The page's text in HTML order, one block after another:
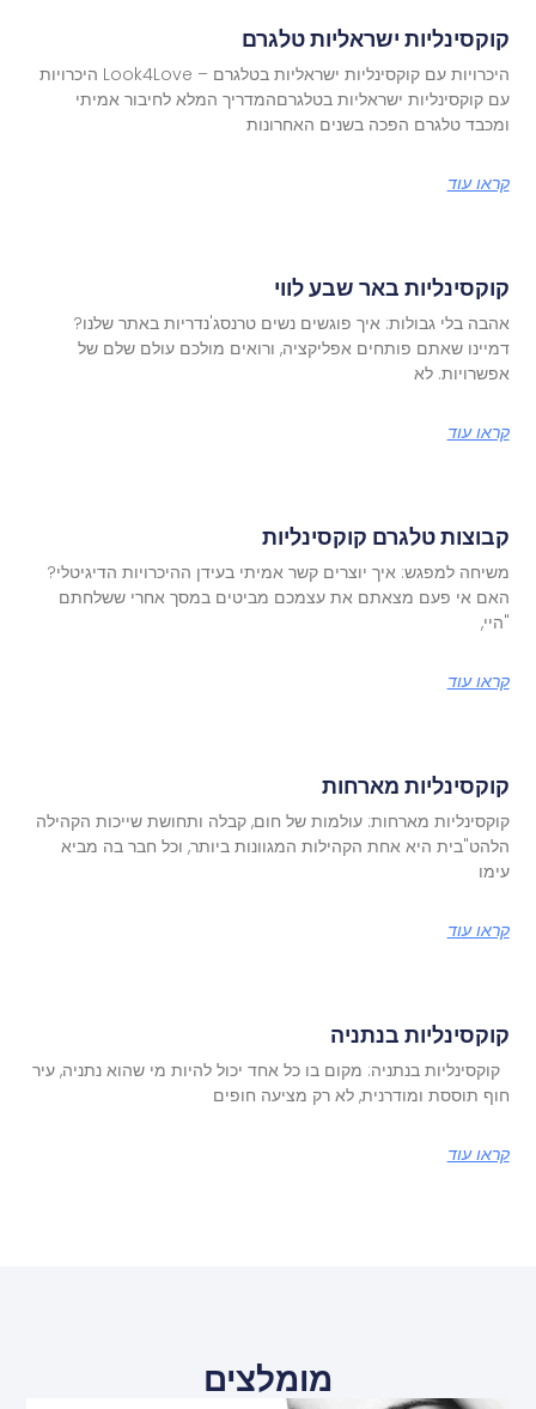
קוקסינליות ישראליות טלגרם
היכרויות עם קוקסינליות ישראליות בטלגרם – Look4Love היכרויות
עם קוקסינליות ישראליות בטלגרםהמדריך המלא לחיבור אמיתי
ומכבד טלגרם הפכה בשנים האחרונות
קראו עוד
קוקסינליות באר שבע לווי
אהבה בלי גבולות: איך פוגשים נשים טרנסג'נדריות באתר שלנו?
דמיינו שאתם פותחים אפליקציה, ורואים מולכם עולם שלם של
אפשרויות. לא
קראו עוד
קבוצות טלגרם קוקסינליות
משיחה למפגש: איך יוצרים קשר אמיתי בעידן ההיכרויות הדיגיטלי?
האם אי פעם מצאתם את עצמכם מביטים במסך אחרי ששלחתם
"היי,
קראו עוד
קוקסינליות מארחות
קוקסינליות מארחות: עולמות של חום, קבלה ותחושת שייכות הקהילה
הלהט"בית היא אחת הקהילות המגוונות ביותר, וכל חבר בה מביא
עימו
קראו עוד
קוקסינליות בנתניה
קוקסינליות בנתניה: מקום בו כל אחד יכול להיות מי שהוא נתניה, עיר
חוף תוססת ומודרנית, לא רק מציעה חופים
קראו עוד
מומלצים